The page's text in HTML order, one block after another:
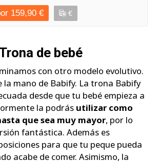
159,90 € €
de bebé
con otro modelo evolutivo.
la mano de Babify. La trona Babify
desde que tu bebé empieza a
la podrás utilizar como
que sea muy mayor, por lo
fantástica. Además es
para que tu peque pueda
acabe de comer. Asimismo, la